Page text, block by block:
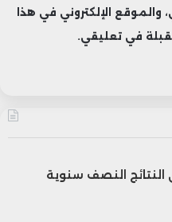
والموقع الإلكتروني في هذا
في تعليقي.
النتائج النصف سنوية